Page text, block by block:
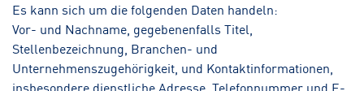
Es kann sich um die folgenden Daten handeln:
Vor- und Nachname, gegebenenfalls Titel,
Stellenbezeichnung, Branchen- und
Unternehmenszugehörigkeit, und Kontaktinformationen,
insbesondere dienstliche Adresse, Telefonnummer und E-